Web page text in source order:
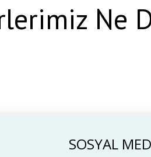
Ne
SOSYAL